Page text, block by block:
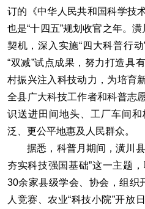
订的《中华人民共和国科学技
也是“十四五”规划收官之年。
契机，深入实施“四大科普行
“双减”试点成果，努力打造具
村振兴注入科技动力，为培育
全县广大科技工作者和科普志
识送进田间地头、工厂车间
泛、更公平地惠及人民群众。
据悉，科普月期间，潢川县
夯实科技强国基础”这一主题
30余家县级学会、协会，组织
人竞赛、农业“科技小院”开放